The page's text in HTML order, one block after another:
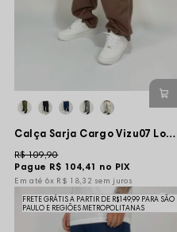
Calça Sarja Cargo Vizu07 Logo New Street Monkey - Marrom
Pague R$ 104,41 no PIX
R$ 109,90
6x R$ 18,32 sem juros
FRETE GRÁTIS A PARTIR DE R$149,99 PARA SÃO
PAULO E REGIÕES METROPOLITANAS